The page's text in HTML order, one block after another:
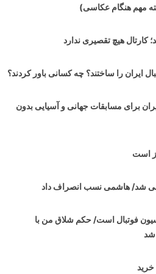
کارتال هیچ تقصیری ندارد
ایران را ساختند؟ چه کسانی باور کردند؟
ایران برای مسابقات جهانی و آسیایی بدون
است
شد/ هاشمی نسب انصراف داد
فوتبال است/ حکم شلاق من با